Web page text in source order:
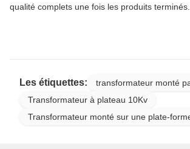
qualité complets une fois les produits terminés.
Les étiquettes:
transformateur monté
Transformateur à plateau 10Kv
Transformateur monté sur une plate-